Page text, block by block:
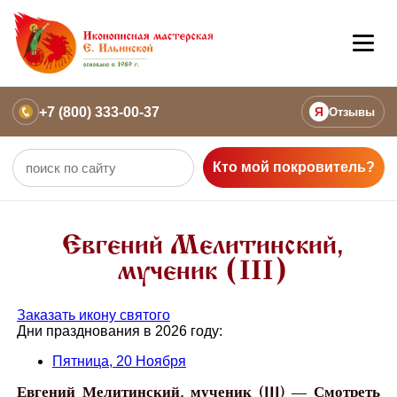
+7 (800) 333-00-37 Я Отзывы
Кто мой покровитель?
Евгений Мелитинский,
мученик (III)
Заказать икону святого
Дни празднования в 2026 году:
Пятница, 20 Ноября
Евгений Мелитинский, мученик (III) — Смотреть